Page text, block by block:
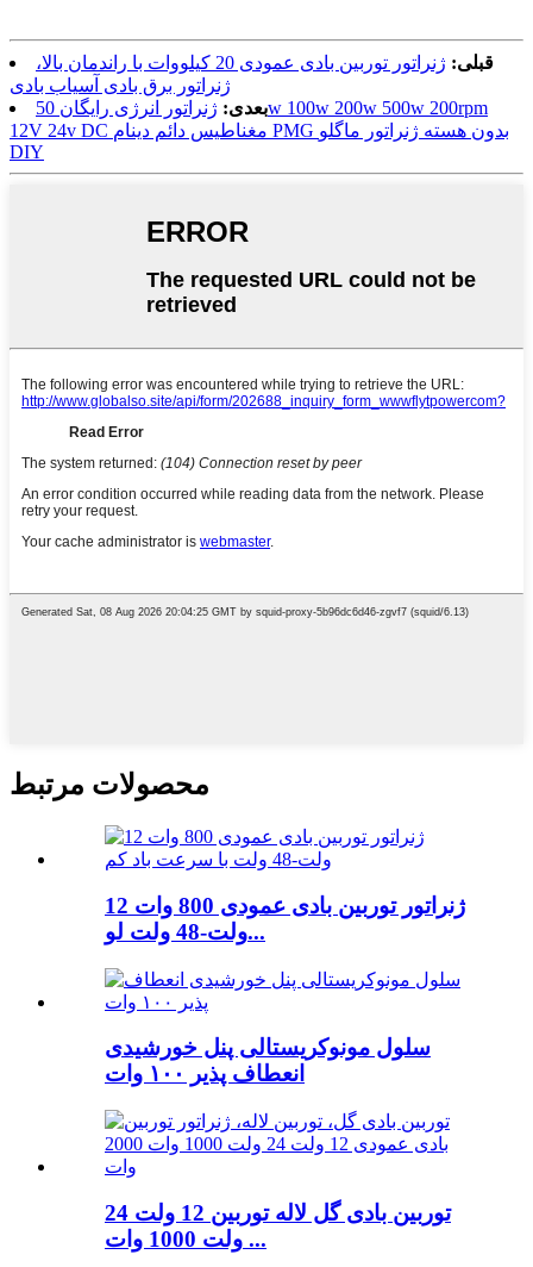
قبلی:
ژنراتور توربین بادی عمودی 20 کیلووات با راندمان بالا،
ژنراتور برق بادی آسیاب بادی
بعدی:
ژنراتور انرژی رایگان 50w 100w 200w 500w 200rpm
12V 24v DC مغناطیس دائم دینام PMG بدون هسته ژنراتور ماگلو
DIY
محصولات مرتبط
ژنراتور توربین بادی عمودی 800 وات 12
ولت-48 ولت لو...
سلول مونوکریستالی پنل خورشیدی
انعطاف پذیر ۱۰۰ وات
توربین بادی گل لاله توربین 12 ولت 24
ولت 1000 وات ...